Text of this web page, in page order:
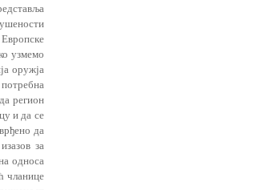
узмемо
оружја
регион
и да се
да
за
односа
чланице